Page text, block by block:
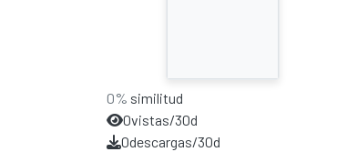
0% similitud
0vistas/30d
0descargas/30d